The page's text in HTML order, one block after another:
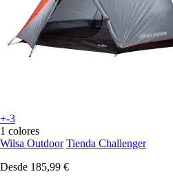
+-3
1 colores
Wilsa Outdoor Tienda Challenger
Desde 185,99 €